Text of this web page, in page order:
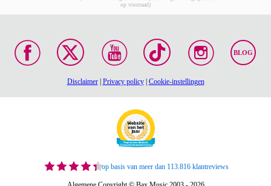
op voorraad)
BLOG
Disclaimer| Privacy policy| Cookie-instellingen
op basis van meer dan 113.816 klantreviews